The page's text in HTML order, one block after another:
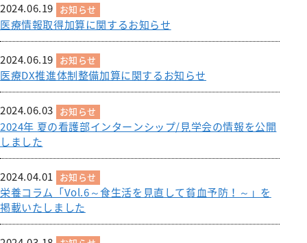
アクセス
お問い合わせ
はじめて受診される方
再診の方
セカンドオピニオン外来
お薬のご案内
相談窓口
入院・面会
入院のご案内
入院費用について
個室のご案内
面会・お見舞いについて
お見舞いメール
病院施設・設備
施設紹介
医療設備紹介
がん診療について
医師検索
外来医師担当表
人間ドック
病院からのお願い
消化器内科
血液内科
腎臓高血圧内科
内分泌代謝内科
膠原病リウマチ内科
精神科
小児科
緩和支持療法科
診療サポート部門
薬剤科
化学療法室
ME科
栄養科
臨床研究センター
看護部
チーム医療活動
栄養サポートチーム
感染制御チーム
褥瘡対策チーム
口腔ケア・摂食嚥下サポートチーム
退院支援チーム
認知症ケアチーム
外来医師担当表
病院長挨拶
理念・基本方針
病院指針
病院概要
医療設備紹介
病院医療機能評価機構認定病院
医療関係者の方へ
地域医療連携
医師検索
緩和ケア病棟について（医療関係者向け）
臨床研修のご案内
初期研修医向けの病院見学
地域医療支援病院の講演会・研修会
採用情報
2024.06.19 お知らせ
医療情報取得加算に関するお知らせ
2024.06.19 お知らせ
医療DX推進体制整備加算に関するお知らせ
2024.06.03 お知らせ
2024年 夏の看護部インターンシップ/見学会の情報を公開
しました
2024.04.01 お知らせ
栄養コラム「Vol.6～食生活を見直して貧血予防！～」を
掲載いたしました